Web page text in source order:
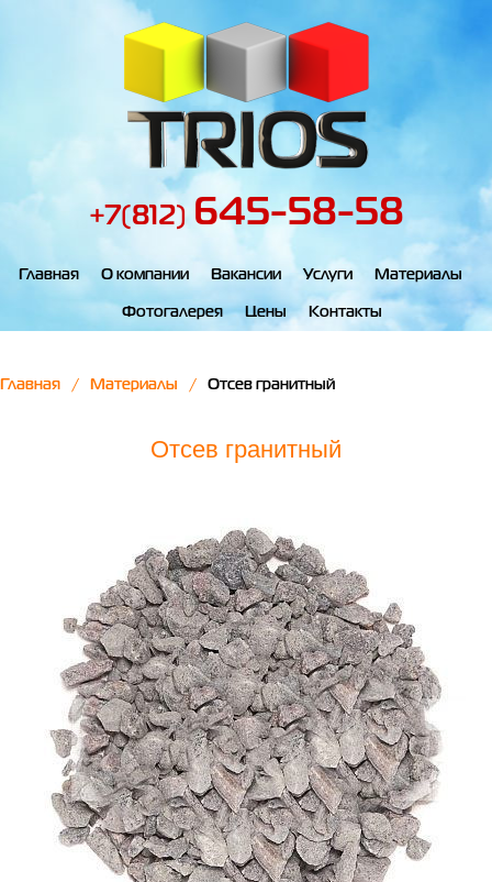
+7(812) 645-58-58
Главная О компании Вакансии Услуги Материалы
Фотогалерея Цены Контакты
Главная Материалы Отсев гранитный
Отсев гранитный